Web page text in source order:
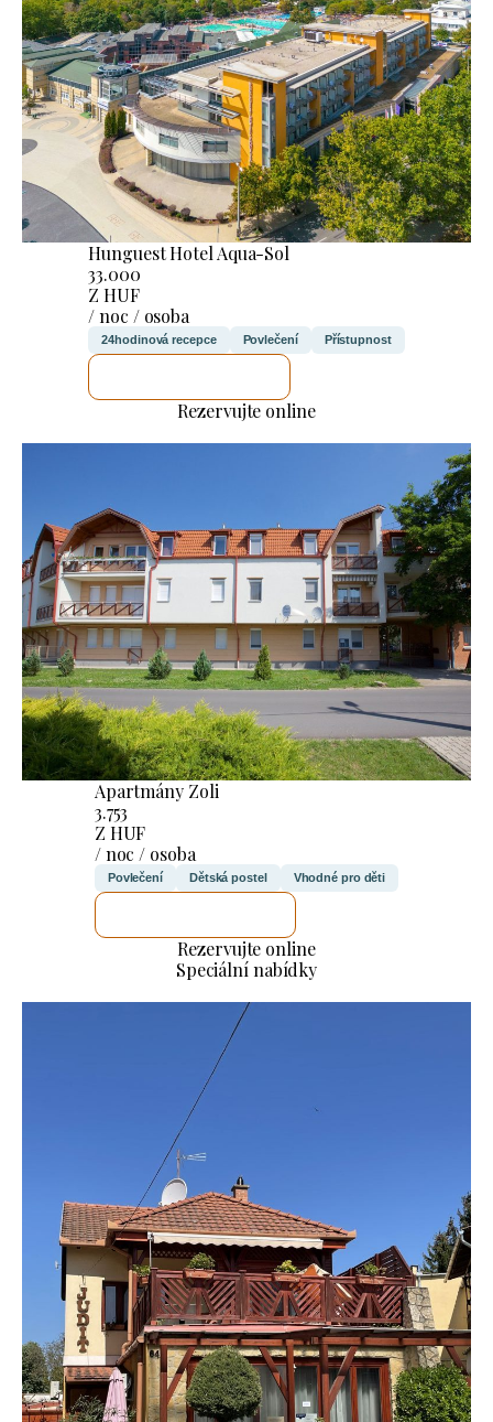
Hunguest Hotel Aqua-Sol
33.000
Z HUF
/ noc / osoba
24hodinová recepce Povlečení Přístupnost
Rezervujte online
Apartmány Zoli
3.753
Z HUF
/ noc / osoba
Povlečení Dětská postel Vhodné pro děti
Rezervujte online
Speciální nabídky